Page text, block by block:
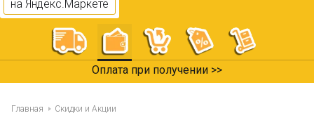
Оплата при получении >>
Главная Скидки и Акции